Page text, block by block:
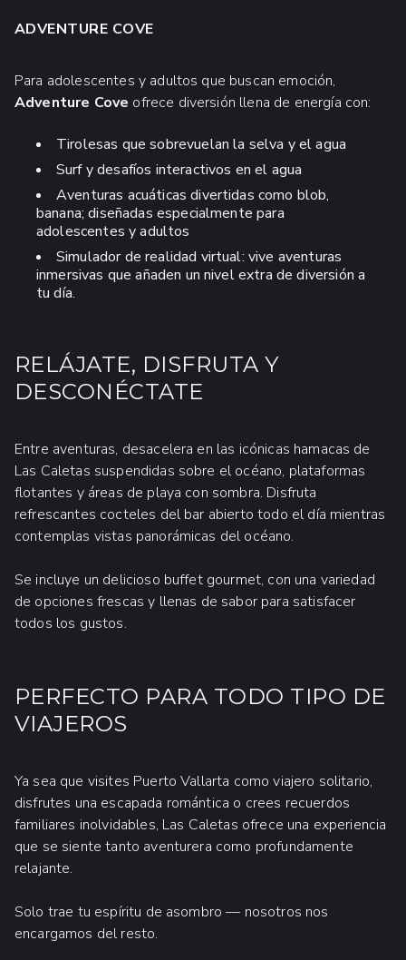
MASAJES RELAJANTES EN EL SPA DE
LAS CALETAS
Escápate a nuestro hermoso spa escondido
en la playa, un oasis de tranquilidad y
bienestar en medio de la naturaleza, donde
encontrarás magníficos tratamientos como
faciales rejuvenecedores y masajes
relajantes.
reservar!
Edad mínima: 9 años
ENCUENTRO DE PRIMATES
Un encuentro fascinante para aprender,
conectar y maravillarse con estos increíbles
primates en un entorno seguro y guiado.
Por solo $39 USD -
reservar!
ADVENTURE COVE
Para adolescentes y adultos que buscan emoción,
Adventure Cove ofrece diversión llena de energía con:
Tirolesas que sobrevuelan la selva y el agua
Surf y desafíos interactivos en el agua
Aventuras acuáticas divertidas como blob,
banana; diseñadas especialmente para
adolescentes y adultos
Simulador de realidad virtual: vive aventuras
inmersivas que añaden un nivel extra de diversión a
tu día.
RELÁJATE, DISFRUTA Y
DESCONÉCTATE
Entre aventuras, desacelera en las icónicas hamacas de
Las Caletas suspendidas sobre el océano, plataformas
flotantes y áreas de playa con sombra. Disfruta
refrescantes cocteles del bar abierto todo el día mientras
contemplas vistas panorámicas del océano.
Se incluye un delicioso buffet gourmet, con una variedad
de opciones frescas y llenas de sabor para satisfacer
todos los gustos.
PERFECTO PARA TODO TIPO DE
VIAJEROS
Ya sea que visites Puerto Vallarta como viajero solitario,
disfrutes una escapada romántica o crees recuerdos
familiares inolvidables, Las Caletas ofrece una experiencia
que se siente tanto aventurera como profundamente
relajante.
Solo trae tu espíritu de asombro — nosotros nos
encargamos del resto.